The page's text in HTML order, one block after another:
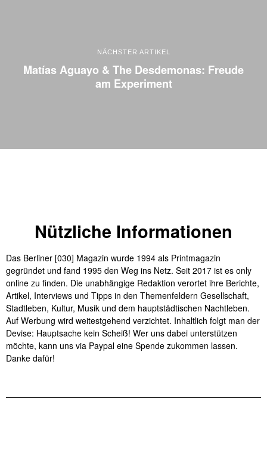
NÄCHSTER ARTIKEL
Matías Aguayo & The Desdemonas: Freude
am Experiment
Nützliche Informationen
Das Berliner [030] Magazin wurde 1994 als Printmagazin
gegründet und fand 1995 den Weg ins Netz. Seit 2017 ist es only
online zu finden. Die unabhängige Redaktion verortet ihre Berichte,
Artikel, Interviews und Tipps in den Themenfeldern Gesellschaft,
Stadtleben, Kultur, Musik und dem hauptstädtischen Nachtleben.
Auf Werbung wird weitestgehend verzichtet. Inhaltlich folgt man der
Devise: Hauptsache kein Scheiß! Wer uns dabei unterstützen
möchte, kann uns via Paypal eine Spende zukommen lassen.
Danke dafür!